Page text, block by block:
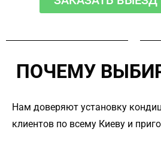
ПОЧЕМУ
Нам доверяют установку
клиентов по всему Киеву и